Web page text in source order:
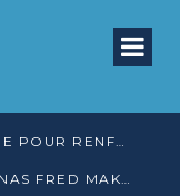
L’ACAT CONGO PRÉSENTE UN GUIDE POUR RENFORCER LES GARANTIES JUDICIAIRES EN GARDE À VUE
DEPUIS SA CELLULE À OUESSO, JONAS FRED MAKITA DÉNONCE CE QU’IL QUALIFIE DE DÉNI DE JUSTICE